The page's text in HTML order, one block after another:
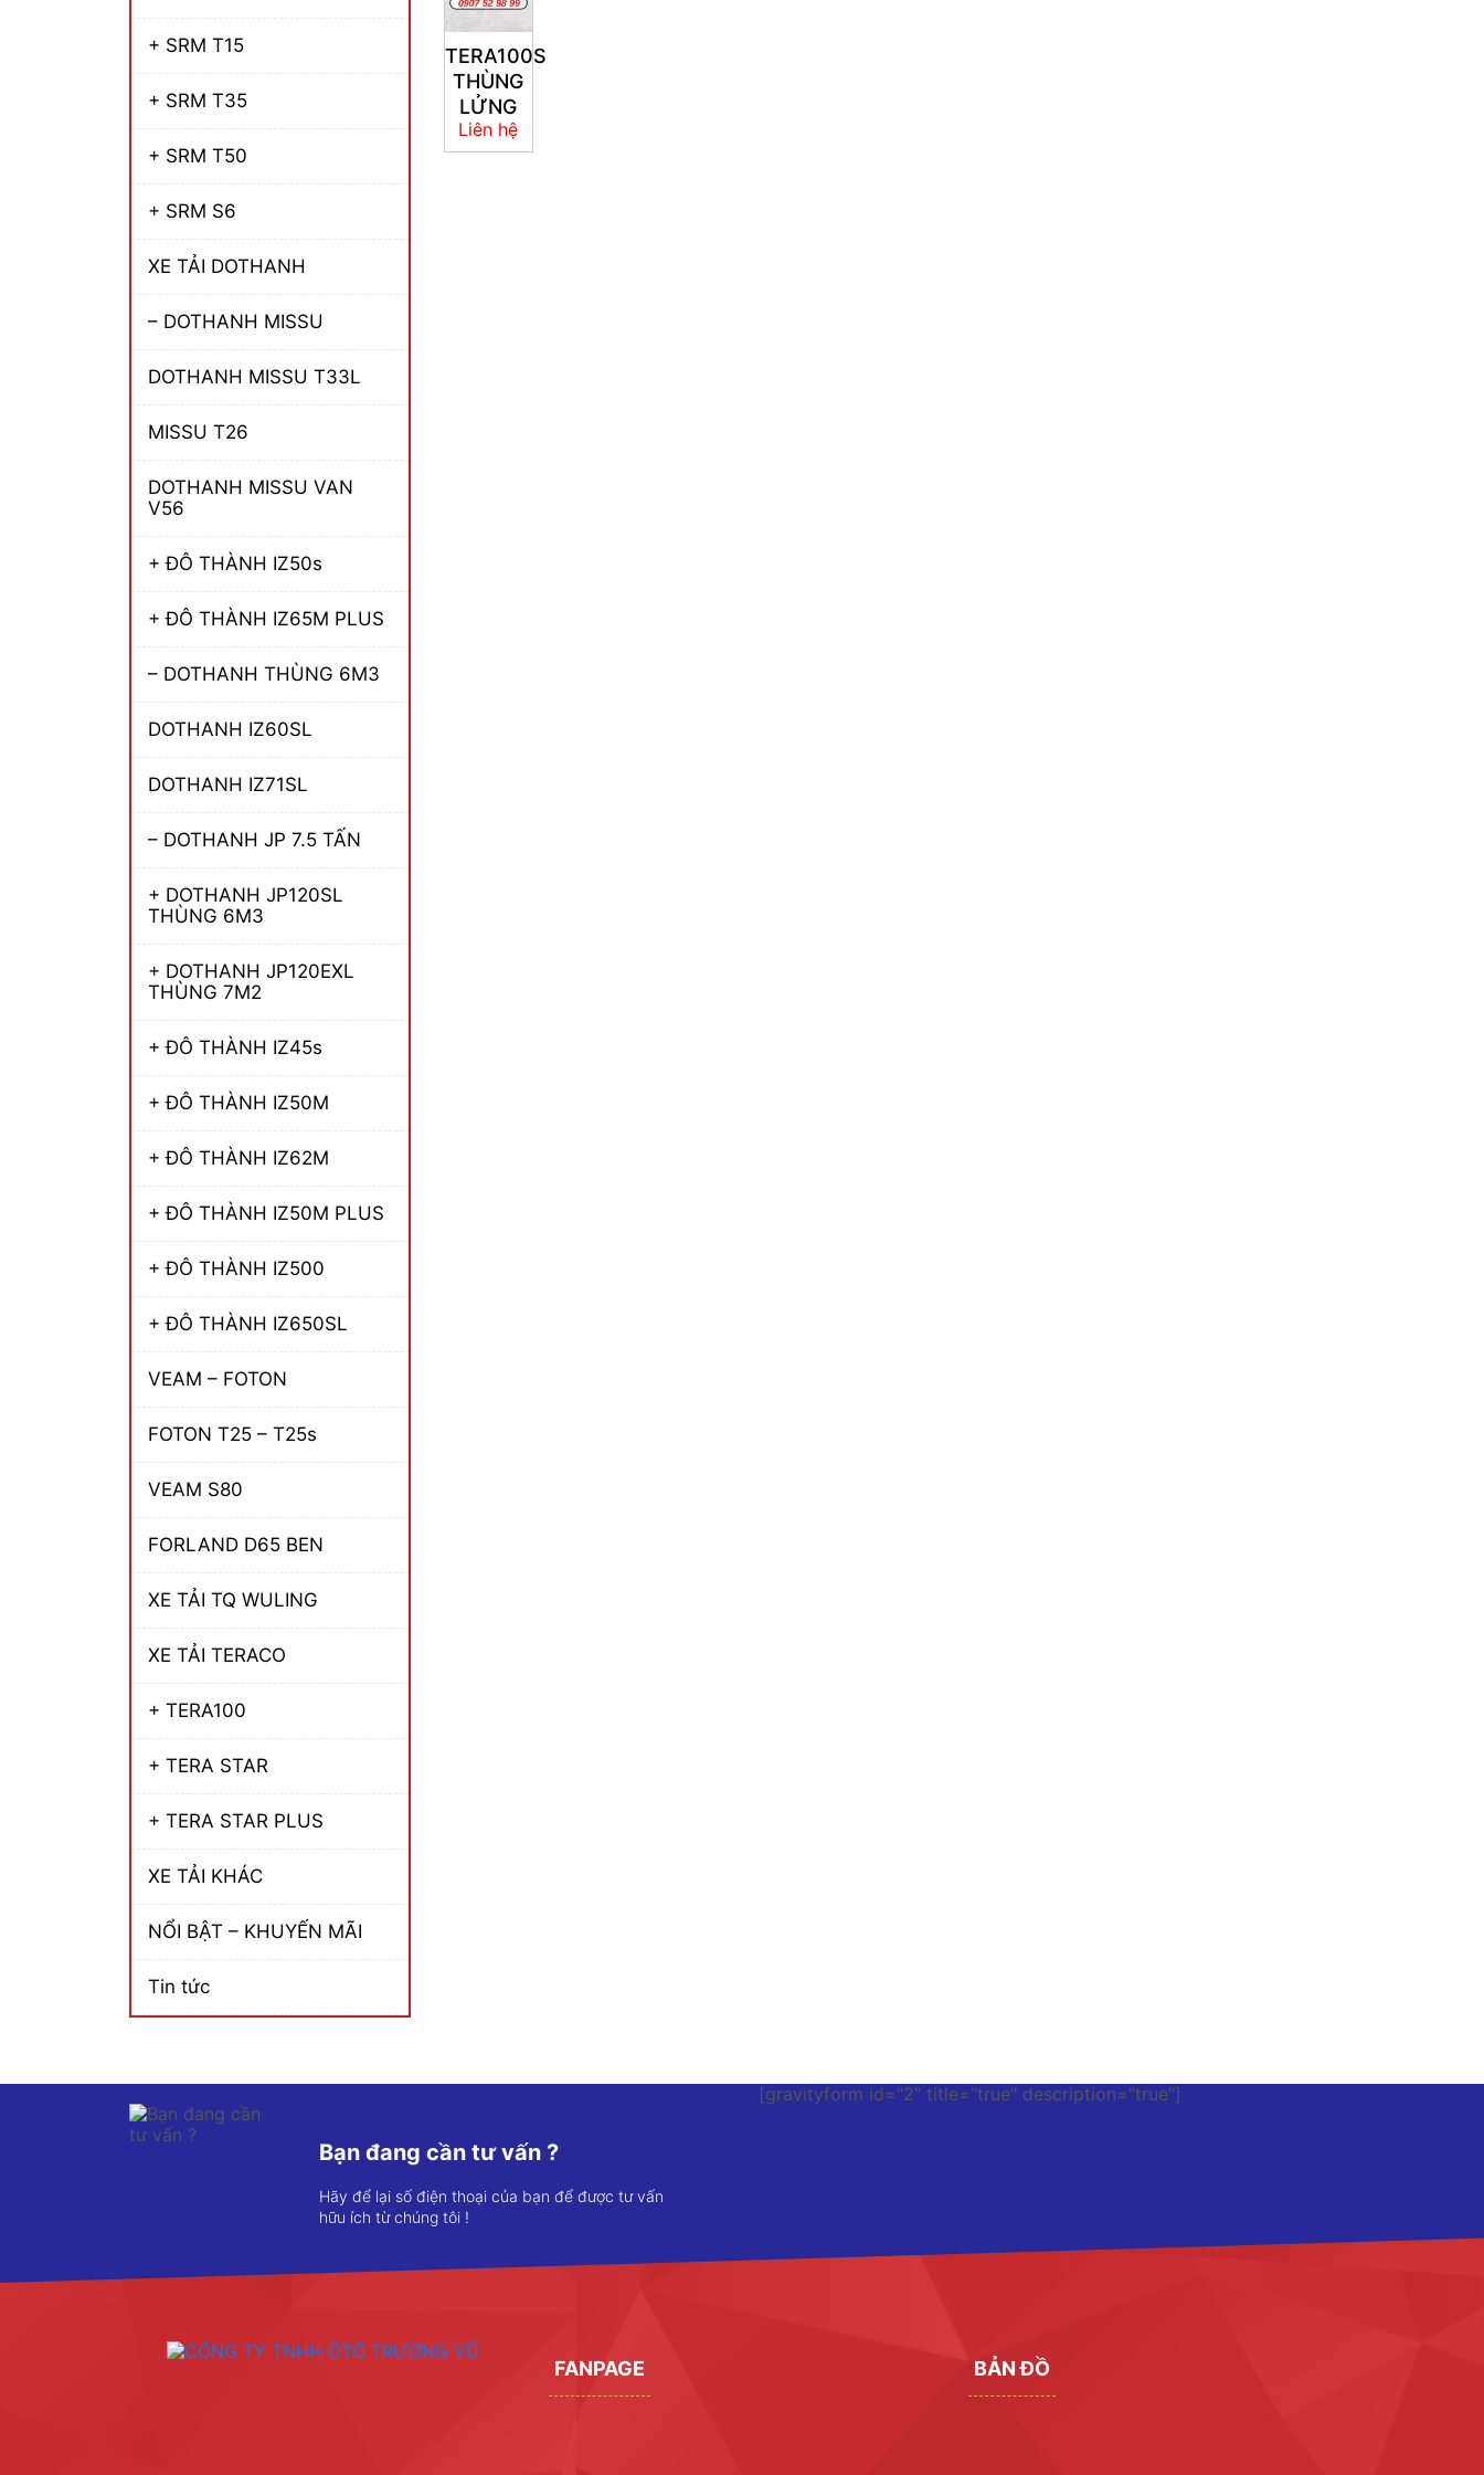
+ SRM T15
+ SRM T35
+ SRM T50
+ SRM S6
XE TẢI DOTHANH
– DOTHANH MISSU
DOTHANH MISSU T33L
MISSU T26
DOTHANH MISSU VAN
V56
+ ĐÔ THÀNH IZ50s
+ ĐÔ THÀNH IZ65M PLUS
– DOTHANH THÙNG 6M3
DOTHANH IZ60SL
DOTHANH IZ71SL
– DOTHANH JP 7.5 TẤN
+ DOTHANH JP120SL
THÙNG 6M3
+ DOTHANH JP120EXL
THÙNG 7M2
+ ĐÔ THÀNH IZ45s
+ ĐÔ THÀNH IZ50M
+ ĐÔ THÀNH IZ62M
+ ĐÔ THÀNH IZ50M PLUS
+ ĐÔ THÀNH IZ500
+ ĐÔ THÀNH IZ650SL
VEAM – FOTON
FOTON T25 – T25s
VEAM S80
FORLAND D65 BEN
XE TẢI TQ WULING
XE TẢI TERACO
+ TERA100
+ TERA STAR
+ TERA STAR PLUS
XE TẢI KHÁC
NỔI BẬT – KHUYẾN MÃI
Tin tức
TERA100S
THÙNG
LỬNG
Liên hệ
Bạn đang cần tư vấn ?
Hãy để lại số điện thoại của bạn để được tư vấn
hữu ích từ chúng tôi !
[gravityform id="2" title="true" description="true"]
FANPAGE BẢN ĐỒ